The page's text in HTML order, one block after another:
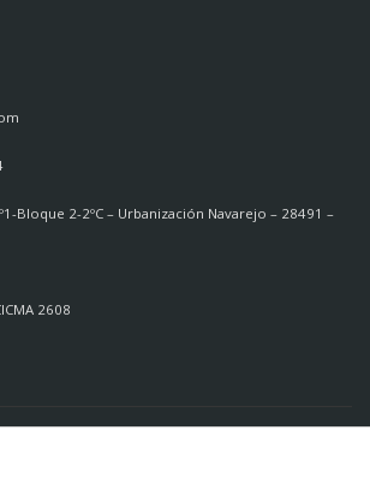
Bloque 2-2ºC – Urbanización Navarejo – 28491 –
2608